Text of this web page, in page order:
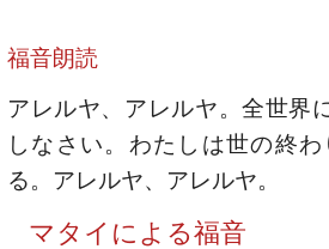
福音朗読
アレルヤ、アレルヤ。全世界
しなさい。わたしは世の終
る。アレルヤ、アレルヤ。
マタイによる福音